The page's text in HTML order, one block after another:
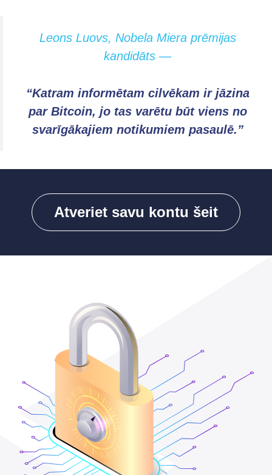
Leons Luovs, Nobela Miera prēmijas
kandidāts —
“Katram informētam cilvēkam ir jāzina
par Bitcoin, jo tas varētu būt viens no
svarīgākajiem notikumiem pasaulē.”
Atveriet savu kontu šeit